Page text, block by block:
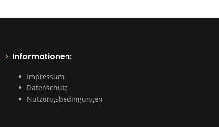
Informationen:
Impressum
Datenschutz
Nutzungsbedingungen